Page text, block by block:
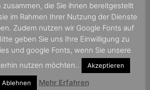
zusammen, die Sie ihnen bereitgestellt
im Rahmen Ihrer Nutzung der Dienste
Zudem nutzen wir Google Fonts auf
geben Sie uns Ihre Einwilligung zu
und google Fonts, wenn Sie unsere
nutzen möchten..
Akzeptieren
Ablehnen Mehr Erfahren